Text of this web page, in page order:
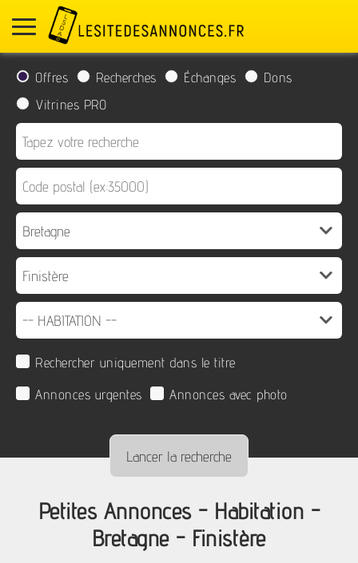
Offres Recherches Échanges
Dons
Vitrines PRO
Rechercher uniquement dans le titre
Annonces urgentes
Annonces avec photo
Petites Annonces - Habitation -
Bretagne - Finistère